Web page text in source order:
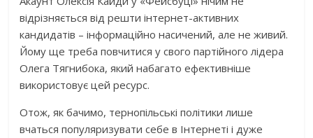
відрізняється від решти інтернет-активних
кандидатів – інформаційно насичений, але не живий.
Йому ще треба повчитися у свого партійного лідера
Олега Тягнибока, який набагато ефективніше
використовує цей ресурс.
Отож, як бачимо, тернопільські політики лише
вчаться популяризувати себе в Інтернеті і дуже